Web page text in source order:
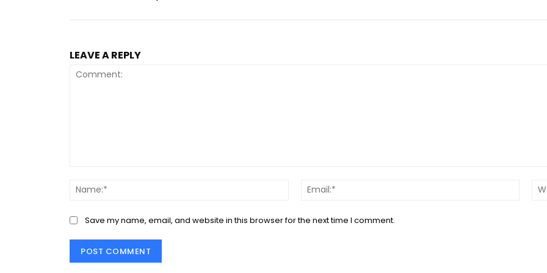
LEAVE A REPLY
Name:*
Email:*
Save my name, email, and website in this browser for the next time I comment.